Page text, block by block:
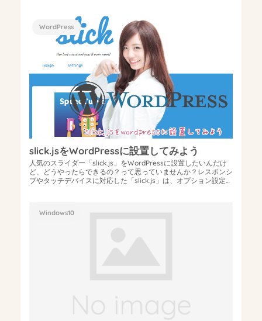
WordPress
slick.jsをWordPressに設置してみよう
人気のスライダー「slick.js」をWordPressに設置したいんだけ
ど、どうやったらできるの？って思っていませんか？レスポンシ
ブやタッチデバイスに対応した「slick.js」は、オプション設定
Windows10